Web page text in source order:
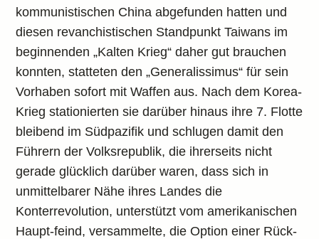
kommunistischen China abgefunden hatten und
diesen revanchistischen Standpunkt Taiwans im
beginnenden „Kalten Krieg“ daher gut brauchen
konnten, statteten den „Generalissimus“ für sein
Vorhaben sofort mit Waffen aus. Nach dem Korea-
Krieg stationierten sie darüber hinaus ihre 7. Flotte
bleibend im Südpazifik und schlugen damit den
Führern der Volksrepublik, die ihrerseits nicht
gerade glücklich darüber waren, dass sich in
unmittelbarer Nähe ihres Landes die
Konterrevolution, unterstützt vom amerikanischen
Haupt-feind, versammelte, die Option einer Rück-